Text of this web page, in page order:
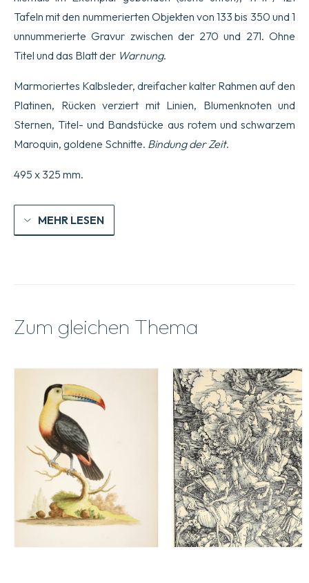
Acade9mie
Royale
Peinture
Sculpture,
e0
l19Eau-
par
plus
et
Graveurs
du
de
Paris.
Tafeln mit den nummerierten Objekten von 133 bis 350 und 1
unnummerierte Gravur zwischen der 270 und 271. Ohne
Titel und das Blatt der Warnung.
Marmoriertes Kalbsleder, dreifacher kalter Rahmen auf den
Platinen, Rücken verziert mit Linien, Blumenknoten und
Sternen, Titel- und Bandstücke aus rotem und schwarzem
Maroquin, goldene Schnitte. Bindung der Zeit.
495 x 325 mm.
MEHR LESEN
Zum gleichen Thema